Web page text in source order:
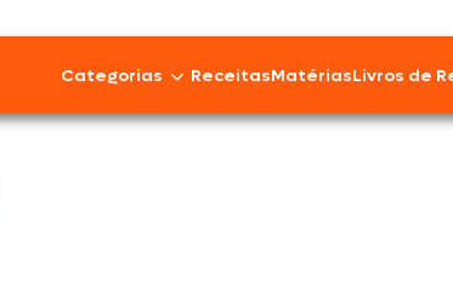
Categorias ReceitasMatériasLivros de